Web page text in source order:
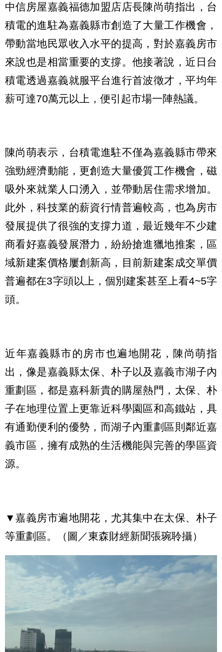
中信房屋嘉義福德加盟店店長陳尚萌指出，台
積電的進駐為嘉義縣市創造了大量工作機會，
帶動當地民眾收入水平的提高，對於嘉義房市
來說也是相當重要的支撐。他接著說，近日台
積電透過嘉義就服平台進行首波徵才，平均年
薪可達70萬元以上，便引起市場一陣熱議。
陳尚萌表示，台積電進駐不僅為嘉義縣市帶來
強勁經濟動能，更創造大量優質工作機會，磁
吸外來就業人口湧入，並帶動居住需求增加。
此外，科技業的薪資行情普遍較高，也為房市
發展提供了很強的支撐力道，最近幾年不少建
商看好嘉義發展潛力，紛紛搶進獵地推案，區
域新建案價格屢創新高，目前新建案成交單價
普遍都在3字頭以上，個別建案甚至上看4~5字
頭。
近年嘉義縣市的房市也遍地開花，陳尚萌指
出，像是嘉義縣太保、朴子以及嘉義市湖子內
重劃區，都是嘉科新貴的購屋熱門，太保、朴
子在地理位置上更靠近科學園區和高鐵站，具
有通勤便利的優勢，而湖子內重劃區則鄰近嘉
義市區，擁有成熟的生活機能與完善的學區資
源。
▼嘉義房市遍地開花，尤其集中在太保、朴子
等重劃區。（圖／東森財經新聞張琬聆攝）